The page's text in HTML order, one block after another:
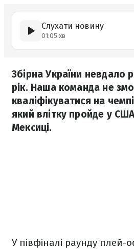
Слухати новину
01:05 хв
Збірна України невдало
рік. Наша команда не
кваліфікуватися на
який влітку пройде у
Мексиці.
У півфіналі раунду плей-